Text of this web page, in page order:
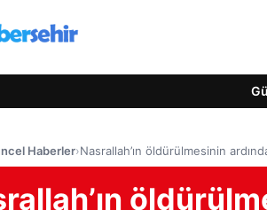
Haberler›Nasrallah’ın öldürülmesinin